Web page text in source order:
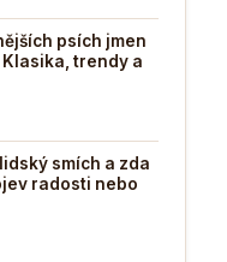
psích jmen
Klasika, trendy a
smích a zda
radosti nebo